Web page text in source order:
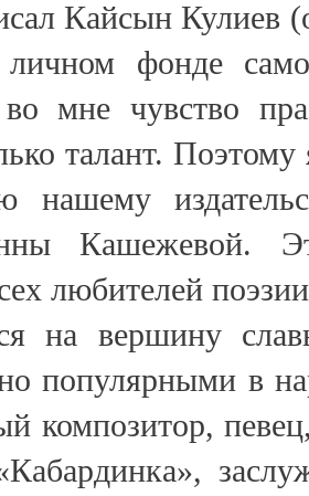
Кайсын Кулиев
фонде
во мне чувство
талант.
нашему
Кашежевой.
любителей
на вершину
популярными в
композитор,